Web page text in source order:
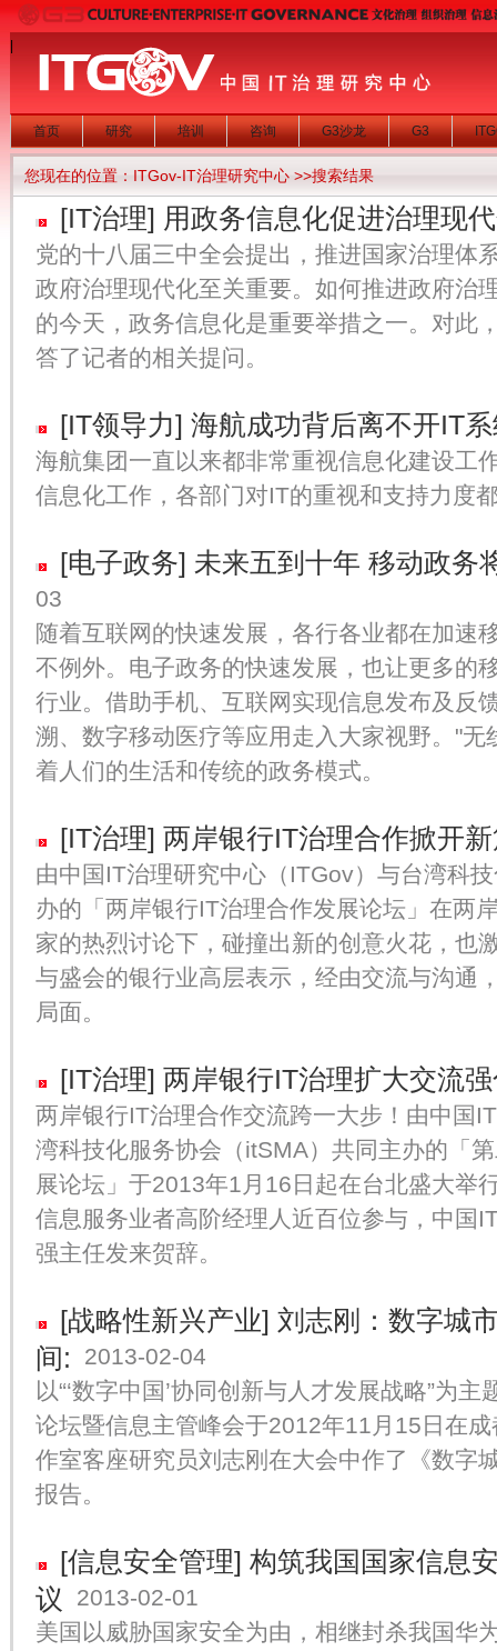
首页 研究 培训 咨询 G3沙龙 G3
您现在的位置： ITGov-IT治理研究中心 >>搜索结果
[IT治理] 用政务信息化促进治理现
党的十八届三中全会提出，推进国家治理体
政府治理现代化至关重要。如何推进政府治
的今天，政务信息化是重要举措之一。对此
答了记者的相关提问。
[IT领导力] 海航成功背后离不开IT
海航集团一直以来都非常重视信息化建设工
信息化工作，各部门对IT的重视和支持力度
[电子政务] 未来五到十年 移动政务
03
随着互联网的快速发展，各行各业都在加速
不例外。电子政务的快速发展，也让更多的
行业。借助手机、互联网实现信息发布及反
溯、数字移动医疗等应用走入大家视野。"无
着人们的生活和传统的政务模式。
[IT治理] 两岸银行IT治理合作掀开
由中国IT治理研究中心（ITGov）与台湾科
办的「两岸银行IT治理合作发展论坛」在两
家的热烈讨论下，碰撞出新的创意火花，也
与盛会的银行业高层表示，经由交流与沟通
局面。
[IT治理] 两岸银行IT治理扩大交流
两岸银行IT治理合作交流跨一大步！由中国
湾科技化服务协会（itSMA）共同主办的「
展论坛」于2013年1月16日起在台北盛大举
信息服务业者高阶经理人近百位参与，中国
强主任发来贺辞。
[战略性新兴产业] 刘志刚：数字城
间: 2013-02-04
以“‘数字中国’协同创新与人才发展战略”为
论坛暨信息主管峰会于2012年11月15日在
作室客座研究员刘志刚在大会中作了《数字
报告。
[信息安全管理] 构筑我国国家信息
议 2013-02-01
美国以威胁国家安全为由，相继封杀我国华